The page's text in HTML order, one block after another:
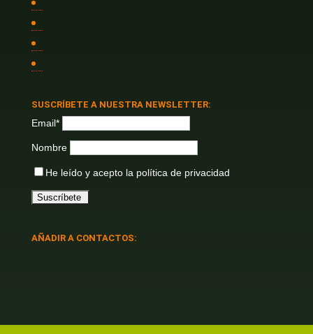
SUSCRÍBETE A NUESTRA NEWSLETTER:
Email*
Nombre
He leído y acepto la política de privacidad
AÑADIR A CONTACTOS: